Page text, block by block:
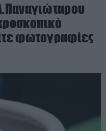
φωτογραφίες